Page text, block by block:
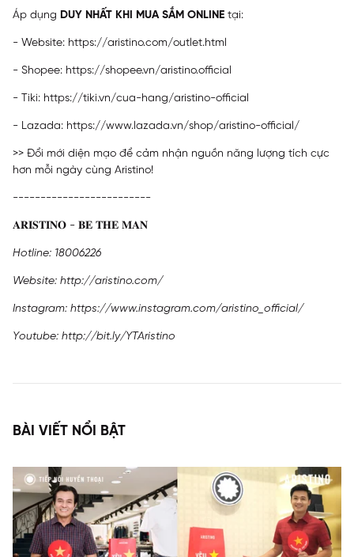
Áp dụng DUY NHẤT KHI MUA SẮM ONLINE tại:
- Website: https://aristino.com/outlet.html
- Shopee: https://shopee.vn/aristino.official
- Tiki: https://tiki.vn/cua-hang/aristino-official
- Lazada: https://www.lazada.vn/shop/aristino-official/
>> Đổi mới diện mạo để cảm nhận nguồn năng lượng tích cực
hơn mỗi ngày cùng Aristino!
-------------------------
𝐀𝐑𝐈𝐒𝐓𝐈𝐍𝐎 - 𝐁𝐄 𝐓𝐇𝐄 𝐌𝐀𝐍
Hotline: 18006226
Website: http://aristino.com/
Instagram: https://www.instagram.com/aristino_official/
Youtube: http://bit.ly/YTAristino
BÀI VIẾT NỔI BẬT